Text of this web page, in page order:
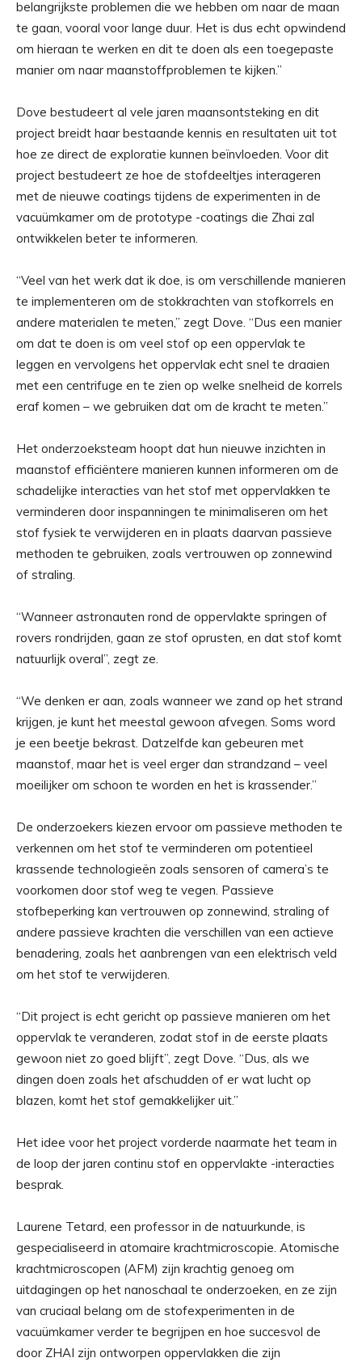
belangrijkste problemen die we hebben om naar de maan
te gaan, vooral voor lange duur. Het is dus echt opwindend
om hieraan te werken en dit te doen als een toegepaste
manier om naar maanstoffproblemen te kijken.”
Dove bestudeert al vele jaren maansontsteking en dit
project breidt haar bestaande kennis en resultaten uit tot
hoe ze direct de exploratie kunnen beïnvloeden. Voor dit
project bestudeert ze hoe de stofdeeltjes interageren
met de nieuwe coatings tijdens de experimenten in de
vacuümkamer om de prototype -coatings die Zhai zal
ontwikkelen beter te informeren.
“Veel van het werk dat ik doe, is om verschillende manieren
te implementeren om de stokkrachten van stofkorrels en
andere materialen te meten,” zegt Dove. “Dus een manier
om dat te doen is om veel stof op een oppervlak te
leggen en vervolgens het oppervlak echt snel te draaien
met een centrifuge en te zien op welke snelheid de korrels
eraf komen – we gebruiken dat om de kracht te meten.”
Het onderzoeksteam hoopt dat hun nieuwe inzichten in
maanstof efficiëntere manieren kunnen informeren om de
schadelijke interacties van het stof met oppervlakken te
verminderen door inspanningen te minimaliseren om het
stof fysiek te verwijderen en in plaats daarvan passieve
methoden te gebruiken, zoals vertrouwen op zonnewind
of straling.
“Wanneer astronauten rond de oppervlakte springen of
rovers rondrijden, gaan ze stof oprusten, en dat stof komt
natuurlijk overal”, zegt ze.
“We denken er aan, zoals wanneer we zand op het strand
krijgen, je kunt het meestal gewoon afvegen. Soms word
je een beetje bekrast. Datzelfde kan gebeuren met
maanstof, maar het is veel erger dan strandzand – veel
moeilijker om schoon te worden en het is krassender.”
De onderzoekers kiezen ervoor om passieve methoden te
verkennen om het stof te verminderen om potentieel
krassende technologieën zoals sensoren of camera’s te
voorkomen door stof weg te vegen. Passieve
stofbeperking kan vertrouwen op zonnewind, straling of
andere passieve krachten die verschillen van een actieve
benadering, zoals het aanbrengen van een elektrisch veld
om het stof te verwijderen.
“Dit project is echt gericht op passieve manieren om het
oppervlak te veranderen, zodat stof in de eerste plaats
gewoon niet zo goed blijft”, zegt Dove. “Dus, als we
dingen doen zoals het afschudden of er wat lucht op
blazen, komt het stof gemakkelijker uit.”
Het idee voor het project vorderde naarmate het team in
de loop der jaren continu stof en oppervlakte -interacties
besprak.
Laurene Tetard, een professor in de natuurkunde, is
gespecialiseerd in atomaire krachtmicroscopie. Atomische
krachtmicroscopen (AFM) zijn krachtig genoeg om
uitdagingen op het nanoschaal te onderzoeken, en ze zijn
van cruciaal belang om de stofexperimenten in de
vacuümkamer verder te begrijpen en hoe succesvol de
door ZHAI zijn ontworpen oppervlakken die zijn